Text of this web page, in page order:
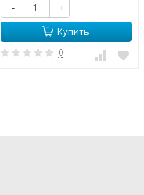
-
+
Купить
0